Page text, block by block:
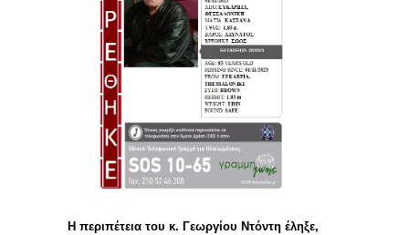
Η περιπέτεια του κ. Γεωργίου Ντόντη έληξε,